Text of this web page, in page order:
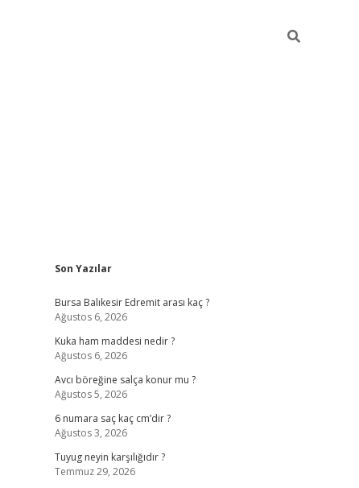
Sidebar
Son Yazılar
Bursa Balıkesir Edremit arası kaç ?
Ağustos 6, 2026
Kuka ham maddesi nedir ?
Ağustos 6, 2026
Avcı böreğine salça konur mu ?
Ağustos 5, 2026
6 numara saç kaç cm’dir ?
Ağustos 3, 2026
Tuyug neyin karşılığıdır ?
Temmuz 29, 2026